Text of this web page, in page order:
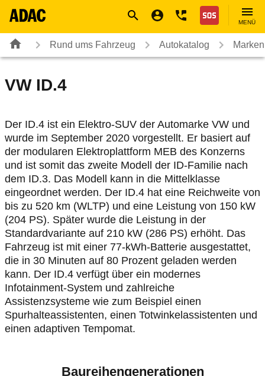
Nothilfe
MENÜ
Rund ums Fahrzeug Autokatalog
VW ID.4
Der ID.4 ist ein Elektro-SUV der Automarke VW und
wurde im September 2020 vorgestellt. Er basiert auf
der modularen Elektroplattform MEB des Konzerns
und ist somit das zweite Modell der ID-Familie nach
dem ID.3. Das Modell kann in die Mittelklasse
eingeordnet werden. Der ID.4 hat eine Reichweite von
bis zu 520 km (WLTP) und eine Leistung von 150 kW
(204 PS). Später wurde die Leistung in der
Standardvariante auf 210 kW (286 PS) erhöht. Das
Fahrzeug ist mit einer 77-kWh-Batterie ausgestattet,
die in 30 Minuten auf 80 Prozent geladen werden
kann. Der ID.4 verfügt über ein modernes
Infotainment-System und zahlreiche
Assistenzsysteme wie zum Beispiel einen
Spurhalteassistenten, einen Totwinkelassistenten und
einen adaptiven Tempomat.
Baureihengenerationen